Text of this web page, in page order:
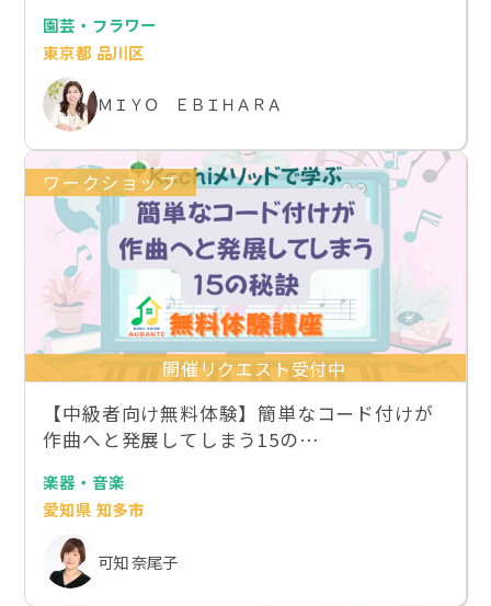
園芸・フラワー
東京都 品川区
ＭＩＹＯ ＥＢＩＨＡＲＡ
ワークショップ
開催リクエスト受付中
【中級者向け無料体験】簡単なコード付けが
作曲へと発展してしまう15の…
楽器・音楽
愛知県 知多市
可知 奈尾子